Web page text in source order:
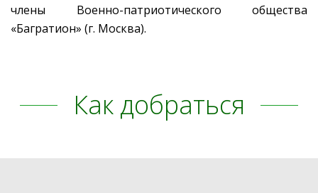
члены Военно-патриотического общества
«Багратион» (г. Москва).
Как добраться